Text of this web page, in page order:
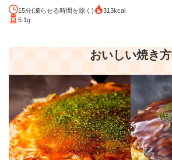
15分(凍らせる時間を除く)
313kcal
5.1g
おいしい焼き方